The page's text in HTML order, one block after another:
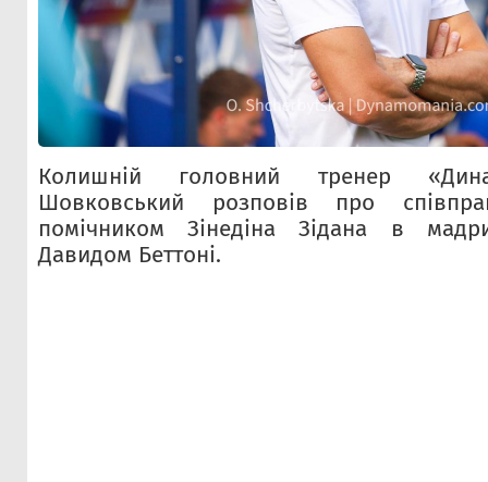
Колишній головний тренер
Шовковський розповів про
помічником Зінедіна Зідана в
Давидом Беттоні.